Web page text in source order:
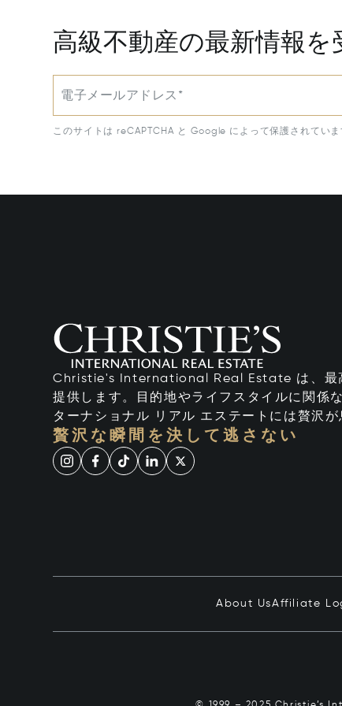
高級不動産の最新情報を
電子メールアドレス*
このサイトは reCAPTCHA と Google によって保護されていま
Christie's International Real Estate は、最
提供します。目的地やライフスタイルに関係
ターナショナル リアル エステートには贅沢が
贅沢な瞬間を決して逃さない
About UsAffiliate